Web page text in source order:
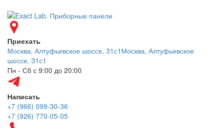
Приехать
Москва, Алтуфьевское шоссе, 31с1 Москва, Алтуфьевское
шоссе, 31с1
Пн - Сб с 9:00 до 20:00
Написать
+7 (966) 099-30-36
+7 (926) 770-05-05